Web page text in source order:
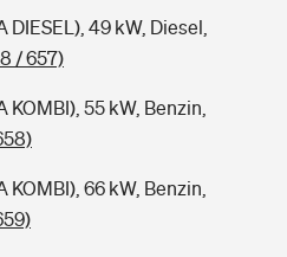
DIESEL), 49 kW, Diesel,
/ 657)
KOMBI), 55 kW, Benzin,
KOMBI), 66 kW, Benzin,